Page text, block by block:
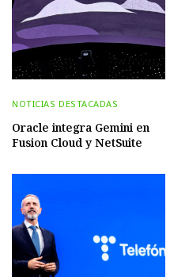
NOTICIAS DESTACADAS
Oracle integra Gemini en
Fusion Cloud y NetSuite